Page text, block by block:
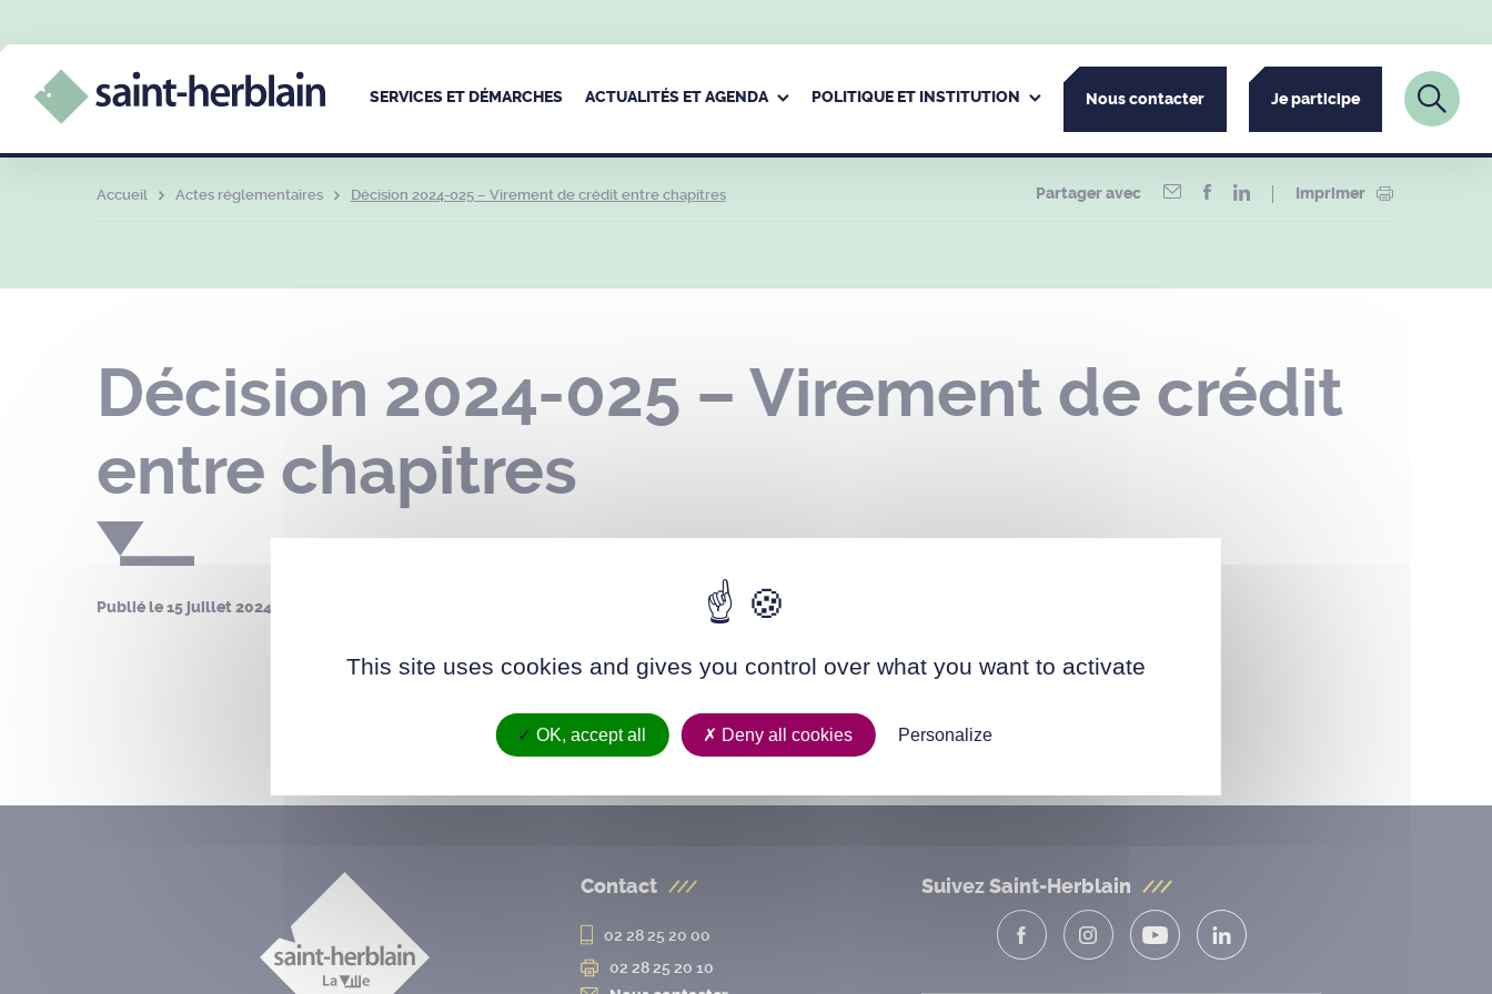
SERVICES ET DÉMARCHES ACTUALITÉS ET AGENDA POLITIQUE ET INSTITUTION Nous contacter Je participe
Accueil Actes réglementaires Décision 2024-025 – Virement de crédit entre chapitres Partager avec Imprimer
Décision 2024-025 – Virement de crédit
entre chapitres
Publié le15 juillet 2024
Contact
02 28 25 20 00
02 28 25 20 10
Suivez Saint-Herblain
This site uses cookies and gives you control over what you want to activate
OK, accept all Deny all cookies Personalize